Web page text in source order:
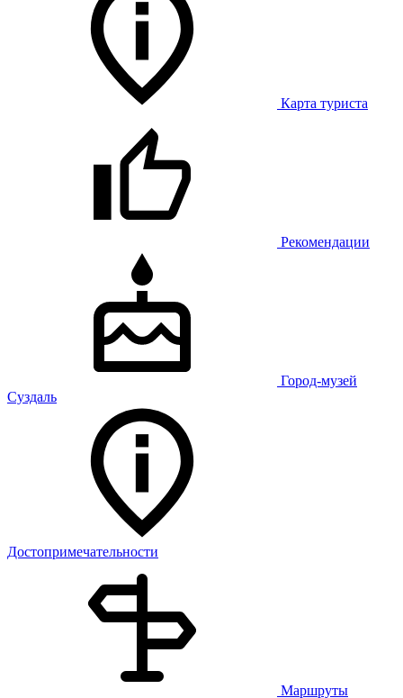
Карта туриста
Рекомендации
Город-музей
Суздаль
Достопримечательности
Маршруты